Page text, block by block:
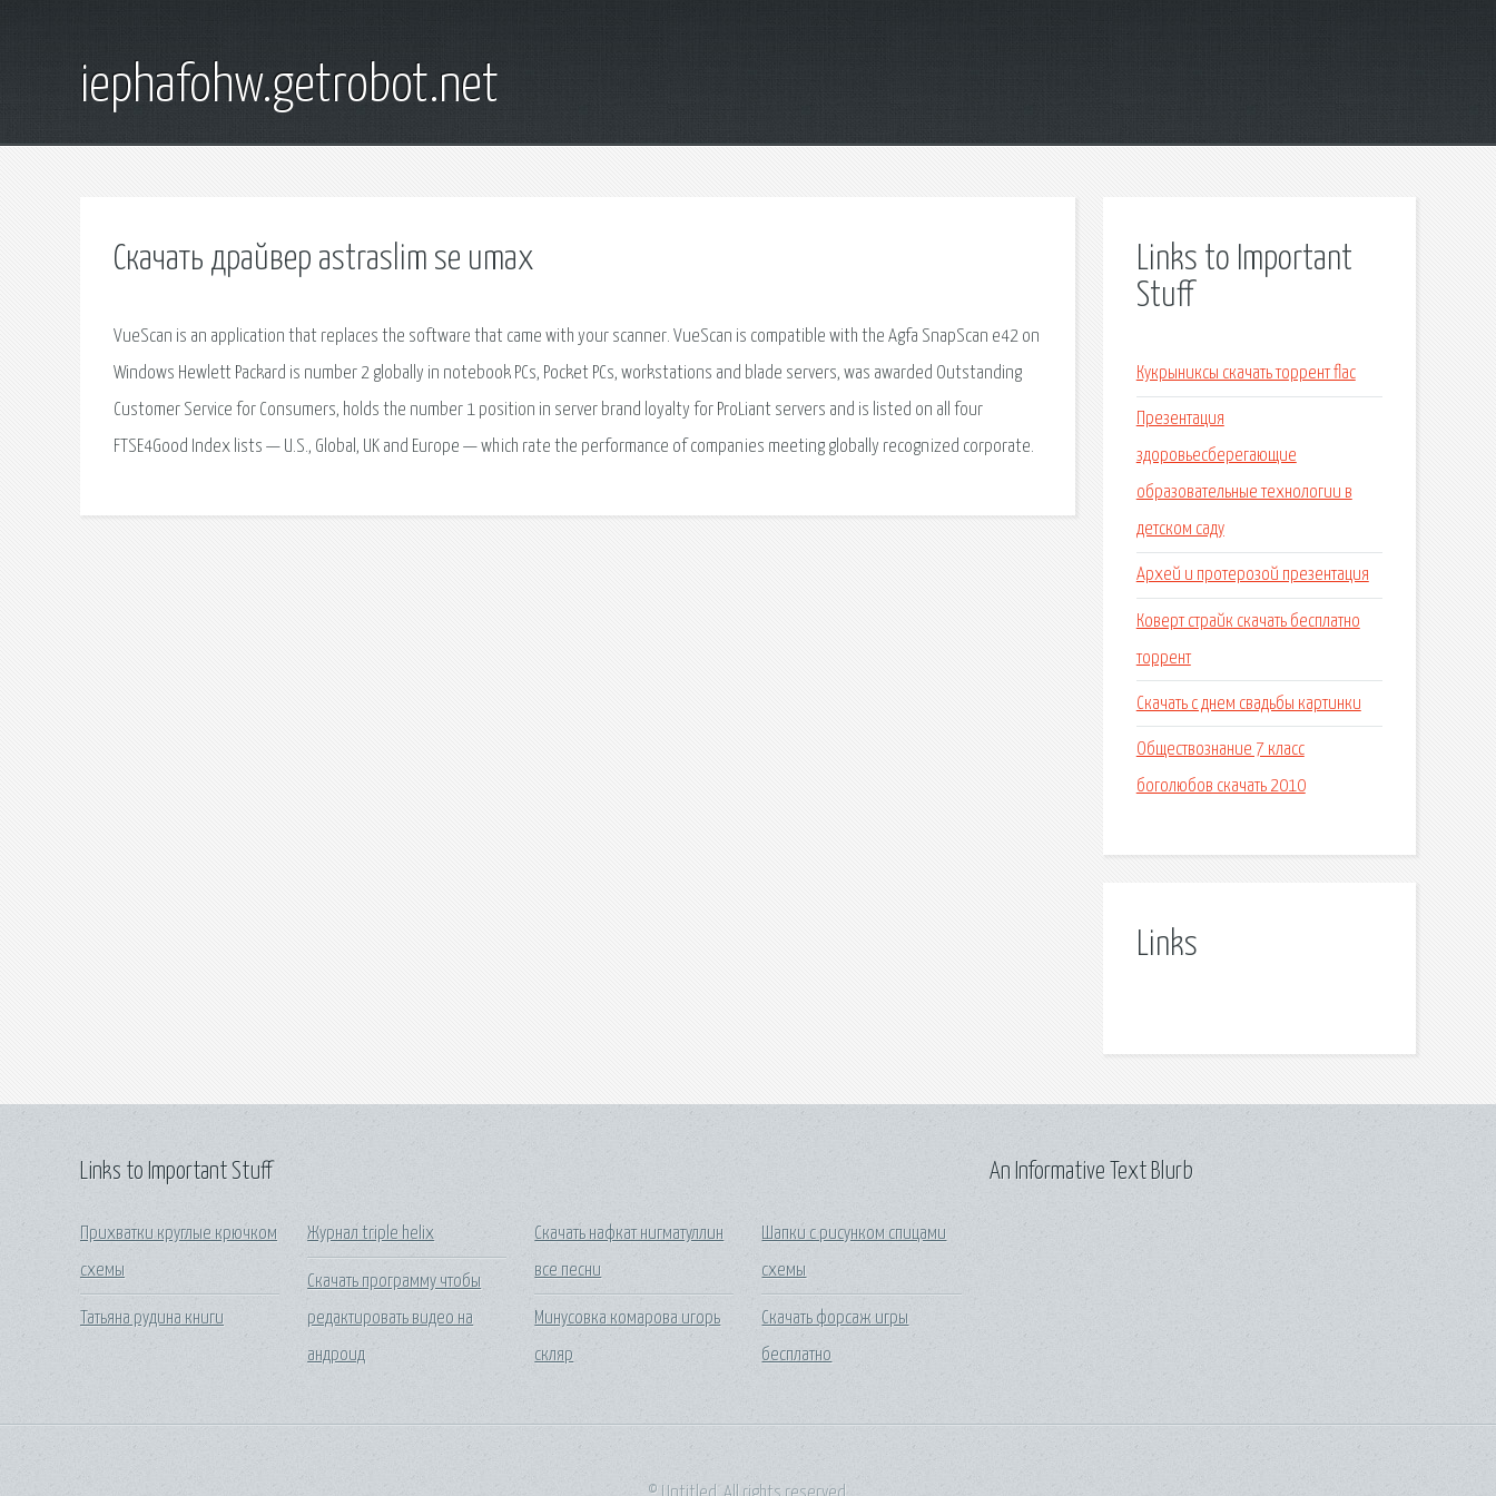
iephafohw.getrobot.net
Скачать драйвер astraslim se umax
VueScan is an application that replaces the software that came with your scanner. VueScan is compatible with the Agfa SnapScan e42 on
Windows Hewlett Packard is number 2 globally in notebook PCs, Pocket PCs, workstations and blade servers, was awarded Outstanding
Customer Service for Consumers, holds the number 1 position in server brand loyalty for ProLiant servers and is listed on all four
FTSE4Good Index lists — U.S., Global, UK and Europe — which rate the performance of companies meeting globally recognized corporate.
Links to Important
Stuff
Кукрыниксы скачать торрент flac
Презентация
здоровьесберегающие
образовательные технологии в
детском саду
Архей и протерозой презентация
Коверт страйк скачать бесплатно
торрент
Скачать с днем свадьбы картинки
Обществознание 7 класс
боголюбов скачать 2010
Links
Links to Important Stuff
Прихватки круглые крючком
схемы
Татьяна рудина книги
Журнал triple helix
Скачать программу чтобы
редактировать видео на
андроид
Скачать нафкат нигматуллин
все песни
Минусовка комарова игорь
скляр
Шапки с рисунком спицами
схемы
Скачать форсаж игры
бесплатно
An Informative Text Blurb